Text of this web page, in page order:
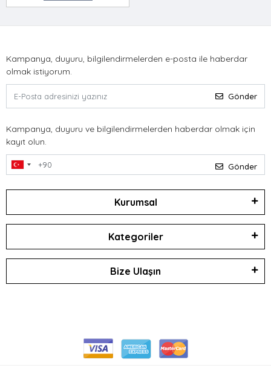
Kampanya, duyuru, bilgilendirmelerden e-posta ile haberdar
olmak istiyorum.
Gönder
Kampanya, duyuru ve bilgilendirmelerden haberdar olmak için
kayıt olun.
Gönder
Kurumsal
Kategoriler
Bize Ulaşın